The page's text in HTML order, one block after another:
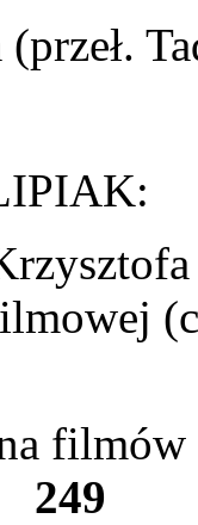
(przeł.
249